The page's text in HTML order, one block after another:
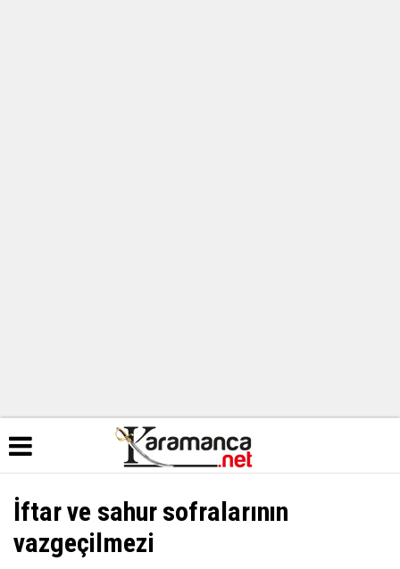
İftar ve sahur sofralarının
vazgeçilmezi